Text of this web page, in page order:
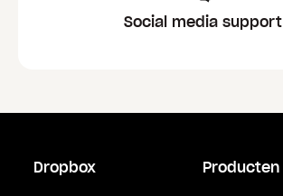
Social media support
Dropbox Producten